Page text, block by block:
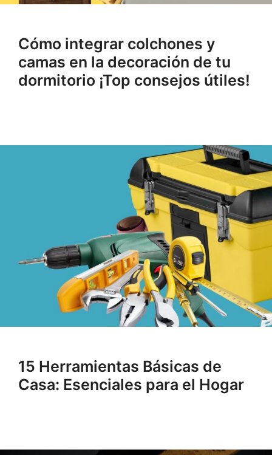
Cómo integrar colchones y
camas en la decoración de tu
dormitorio ¡Top consejos útiles!
15 Herramientas Básicas de
Casa: Esenciales para el Hogar